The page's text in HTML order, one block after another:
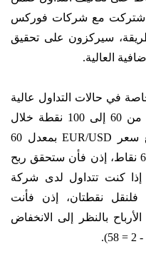
اشتركت مع شركات فوركس
سيركزون على تحقيق
العالية.
في حالات التداول عالية
التقلب حيث تتحرك أزواج العملات من 60 إلى 100 نقطة خلال
اليوم. على سبيل المثال، إذا ارتفع سعر EUR/USD بمعدل 60
نقطة حيث سددت سبريد كبير يبلغ 6 نقاط، إذن فأن ستحقق ربح
والآن، إذا كنت تتداول لدى شركة
نقطتان، إذن فأنت
بالنظر إلى الانخفاض